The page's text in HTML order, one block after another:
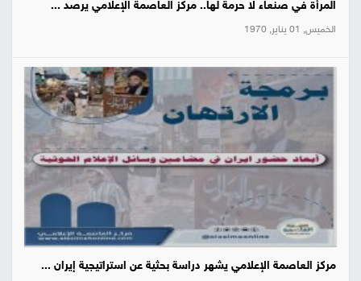
المرأة في صنعاء لا حرمة لها.. مركز العاصمة الإعلامي يرصد ...
الخميس, 01 يناير, 1970
مركز العاصمة الإعلامي يشهر دراسة بحثية عن استراتيجية إيران ...